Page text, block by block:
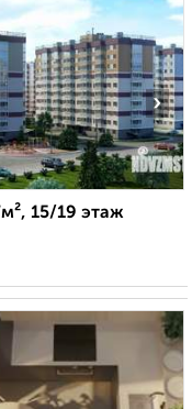
›
15/19 этаж